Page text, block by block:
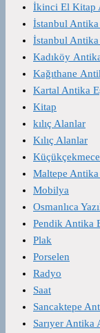
İkinci El Kitap
İstanbul
İstanbul Antika
Kadıköy
Kağıthane
Kartal Antika
Kitap
kılıç Alanlar
Kılıç Alanlar
Maltepe
Mobilya
Osmanlıca
Pendik Antika
Plak
Porselen
Radyo
Saat
Sancaktepe
Sarıyer Antika